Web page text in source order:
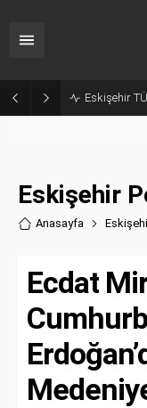
Eskişehir
Anasayfa
Ecdat